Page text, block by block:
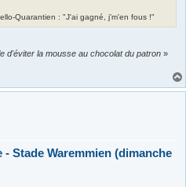
Quarantien : "J'ai gagné, j'm'en fous !"
d'éviter la mousse au chocolat du patron »
Stade Waremmien (dimanche